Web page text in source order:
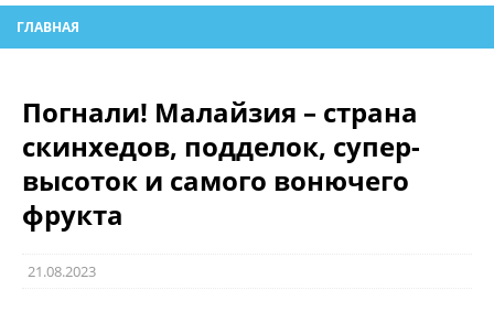
ГЛАВНАЯ
Погнали! Малайзия – страна
скинхедов, подделок, супер-
высоток и самого вонючего
фрукта
21.08.2023